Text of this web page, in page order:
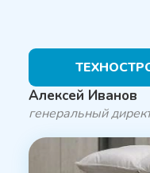
Алексей Иванов
генеральный